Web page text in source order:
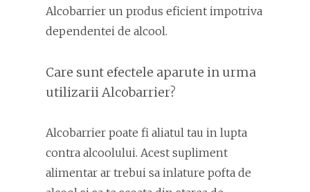
Alcobarrier un produs eficient impotriva
dependentei de alcool.
Care sunt efectele aparute in urma
utilizarii Alcobarrier?
Alcobarrier poate fi aliatul tau in lupta
contra alcoolului. Acest supliment
alimentar ar trebui sa inlature pofta de